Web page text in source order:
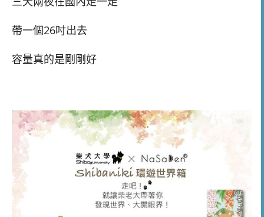
帶一個26吋出去
容量真的是剛剛好